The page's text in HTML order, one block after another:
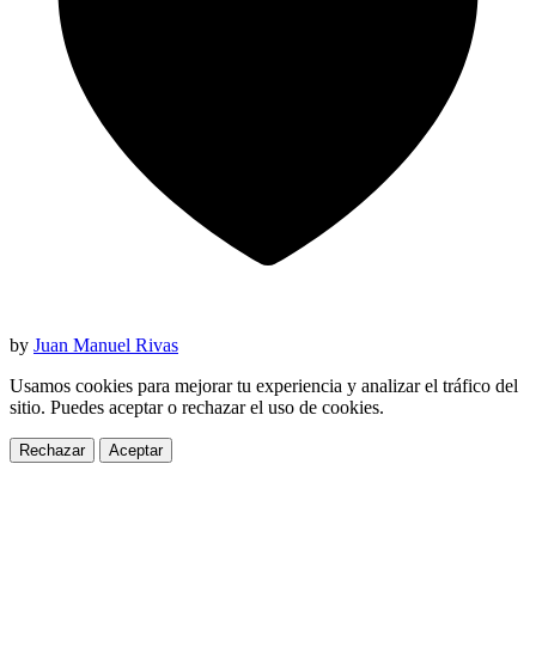
by Juan Manuel Rivas
Usamos cookies para mejorar tu experiencia y analizar el tráfico del
sitio. Puedes aceptar o rechazar el uso de cookies.
Rechazar Aceptar